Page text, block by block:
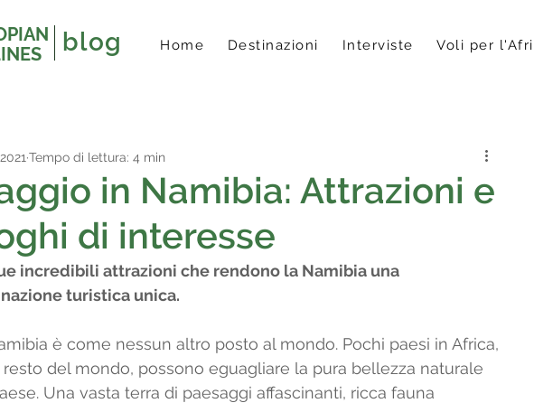
blog Home Destinazioni Interviste Voli per
in Namibia: Attrazioni e
di interesse
Tempo di lettura: 4 min
incredibili attrazioni che rendono la Namibia una
turistica unica.
è come nessun altro posto al mondo. Pochi paesi in Africa,
del mondo, possono eguagliare la pura bellezza naturale
Una vasta terra di paesaggi affascinanti, ricca fauna